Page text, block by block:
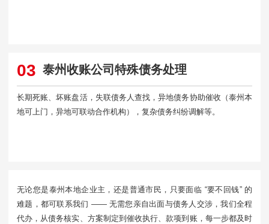
03 泰州收账公司特殊债务处理
长期死账、坏账盘活，失联债务人查找，异地债务协助催收（泰州本
地可上门，异地可联动合作机构），复杂债务纠纷调解等。
无论您是泰州本地企业主，还是普通市民，只要面临 “要不回钱” 的
难题，都可联系我们 —— 无需您亲自出面与债务人交涉，我们全程
代办，从债务核实、方案制定到催收执行、款项到账，每一步都及时